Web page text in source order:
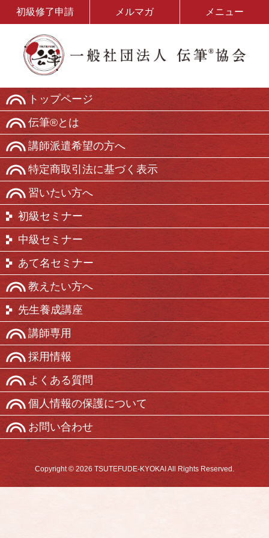
初級修了申請 メルマガ メニュー
トップページ
伝筆®とは
講師派遣希望の方へ
特定商取引法に基づく表示
習いたい方へ
初級セミナー
中級セミナー
あて名セミナー
教えたい方へ
先生養成講座
講師専用
採用情報
よくある質問
個人情報の保護について
お問い合わせ
Copyright © 2026 TSUTEFUDE-KYOKAI All Rights Reserved.